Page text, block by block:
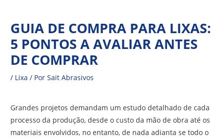
conteúdo
GUIA DE COMPRA PARA LIXAS:
5 PONTOS A AVALIAR ANTES
DE COMPRAR
/ Lixa / PorSait Abrasivos
Grandes projetos demandam um estudo detalhado de cada
processo da produção, desde o custo da mão de obra até os
materiais envolvidos, no entanto, de nada adianta se todo o
de
Post